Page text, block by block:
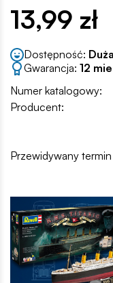
13,99 zł
Dostępność: Duża
Gwarancja: 12
Numer katalogowy:
Producent:
Przewidywany